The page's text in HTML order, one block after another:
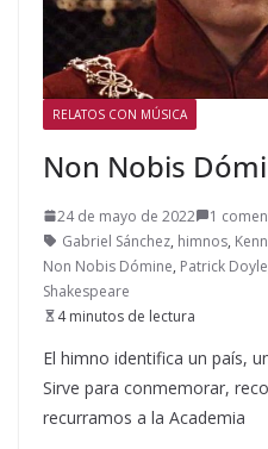
RELATOS CON MÚSICA
Non Nobis
24 de mayo de 2022
1
Gabriel Sánchez, himnos,
Non Nobis Dómine, Patrick Doyle
Shakespeare
4 minutos de lectura
El himno identifica un país,
Sirve para conmemorar,
recurramos a la Academia